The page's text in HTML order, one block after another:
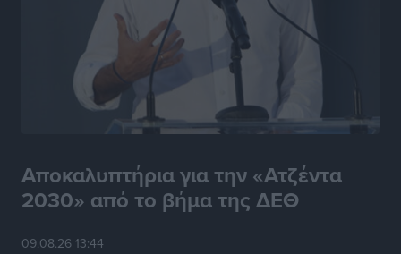
Αποκαλυπτήρια για την «Ατζέντα
2030» από το βήμα της ΔΕΘ
09.08.26 13:44